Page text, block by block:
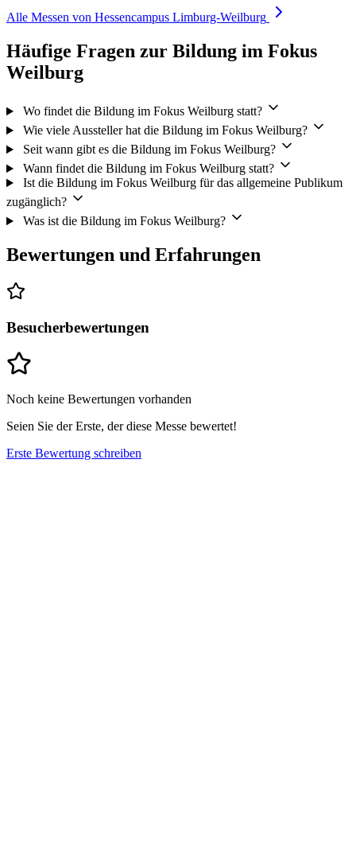
Alle Messen von Hessencampus Limburg-Weilburg
Häufige Fragen zur Bildung im Fokus
Weilburg
Wo findet die Bildung im Fokus Weilburg statt?
Wie viele Aussteller hat die Bildung im Fokus Weilburg?
Seit wann gibt es die Bildung im Fokus Weilburg?
Wann findet die Bildung im Fokus Weilburg statt?
Ist die Bildung im Fokus Weilburg für das allgemeine Publikum
zugänglich?
Was ist die Bildung im Fokus Weilburg?
Bewertungen und Erfahrungen
Besucherbewertungen
Noch keine Bewertungen vorhanden
Seien Sie der Erste, der diese Messe bewertet!
Erste Bewertung schreiben